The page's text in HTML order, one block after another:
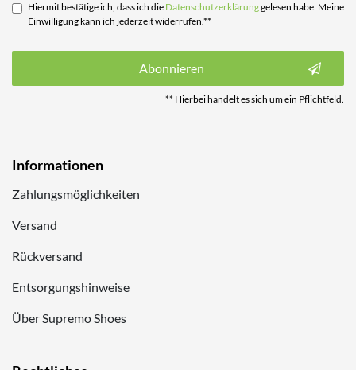
Hiermit bestätige ich, dass ich die Daten­schutz­erklärunggelesen habe. Meine
Einwilligung kann ich jederzeit widerrufen.**
Abonnieren
** Hierbei handelt es sich um ein Pflichtfeld.
Informationen
Zahlungsmöglichkeiten
Versand
Rückversand
Entsorgungshinweise
Über Supremo Shoes